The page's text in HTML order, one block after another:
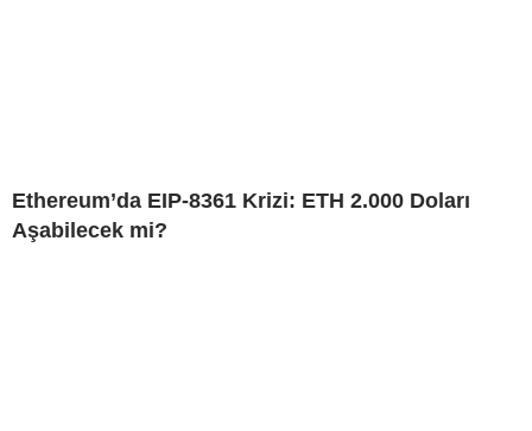
Ethereum’da EIP-8361 Krizi: ETH 2.000 Doları
Aşabilecek mi?